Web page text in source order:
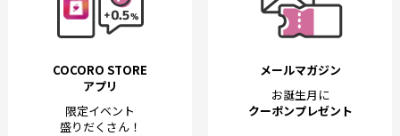
COCORO STORE
アプリ
限定イベント
盛りだくさん！
メールマガジン
お誕生月に
クーポンプレゼント